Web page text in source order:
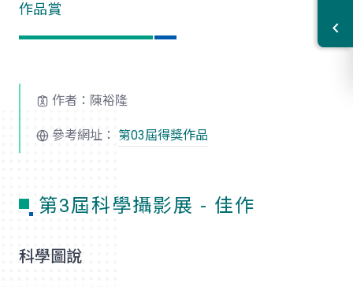
作品賞
作者：陳裕隆
參考網址： 第03屆得獎作品
第3屆科學攝影展 - 佳作
科學圖說